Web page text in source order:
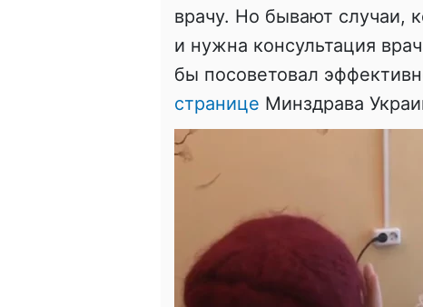
врачу. Но бывают случаи,
и нужна консультация
бы посоветовал
странице Минздрава